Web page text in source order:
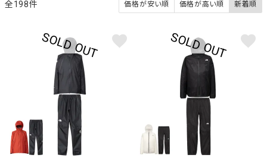
価格が安い順 価格が高い順 新着順
198